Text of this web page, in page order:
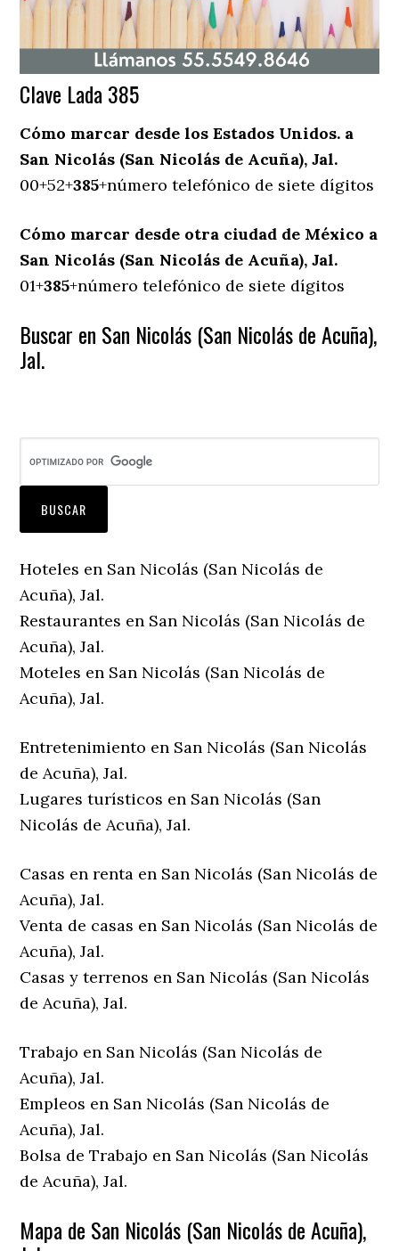
Clave Lada 385
Cómo marcar desde los Estados Unidos. a
San Nicolás (San Nicolás de Acuña), Jal.
00+52+385+número telefónico de siete dígitos
Cómo marcar desde otra ciudad de México a
San Nicolás (San Nicolás de Acuña), Jal.
01+385+número telefónico de siete dígitos
Buscar en San Nicolás (San Nicolás de Acuña),
Jal.
Hoteles en San Nicolás (San Nicolás de
Acuña), Jal.
Restaurantes en San Nicolás (San Nicolás de
Acuña), Jal.
Moteles en San Nicolás (San Nicolás de
Acuña), Jal.
Entretenimiento en San Nicolás (San Nicolás
de Acuña), Jal.
Lugares turísticos en San Nicolás (San
Nicolás de Acuña), Jal.
Casas en renta en San Nicolás (San Nicolás de
Acuña), Jal.
Venta de casas en San Nicolás (San Nicolás de
Acuña), Jal.
Casas y terrenos en San Nicolás (San Nicolás
de Acuña), Jal.
Trabajo en San Nicolás (San Nicolás de
Acuña), Jal.
Empleos en San Nicolás (San Nicolás de
Acuña), Jal.
Bolsa de Trabajo en San Nicolás (San Nicolás
de Acuña), Jal.
Mapa de San Nicolás (San Nicolás de Acuña),